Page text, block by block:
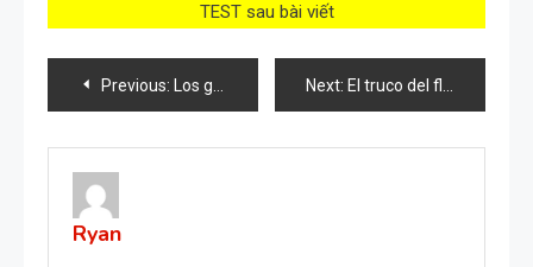
TEST sau bài viết
Post
navigation
Previous: Los geranios, si haces este movimiento al menos una vez al mes florecen continuamente Next: El truco del florista para tener tulipanes sanos y exuberantes: te durarán meses
Ryan